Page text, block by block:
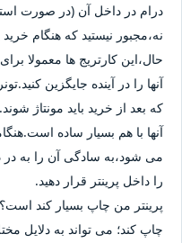
درام در داخل آن (در صورت
نه،مجبور نیستید که هنگام خرید
حال،این کارتریج ها معمولا
آنها را در آینده جایگزین
که بعد از خرید باید مونتاژ
آنها با هم بسیار ساده
می شود،به سادگی آن را به در
را داخل پرینتر قرار دهید.
پرینتر من چاپ بسیار کند
چاپ کند؛ می تواند به دلایل